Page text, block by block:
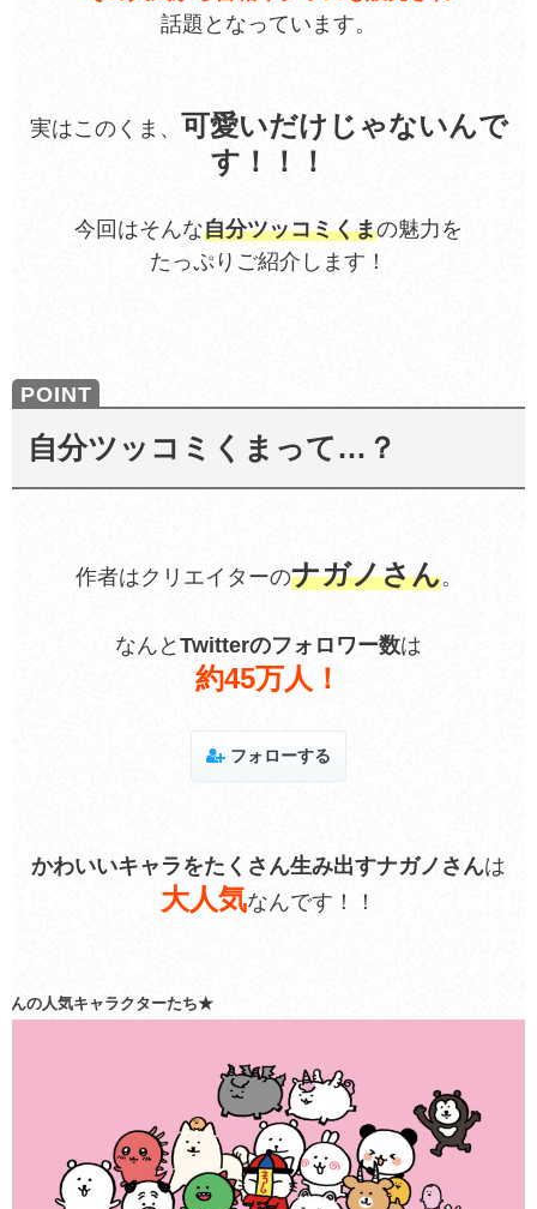
話題となっています。
実はこのくま、 可愛いだけじゃないんで
す！！！
今回はそんな自分ツッコミくまの魅力を
たっぷりご紹介します！
自分ツッコミくまって…？
作者はクリエイターのナガノさん。
なんと Twitterのフォロワー数は
約45万人！
フォローする
かわいいキャラをたくさん生み出すナガノさんは
大人気なんです！！